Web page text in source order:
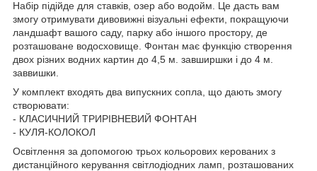
Набір підійде для ставків, озер або водойм. Це дасть вам
змогу отримувати дивовижні візуальні ефекти, покращуючи
ландшафт вашого саду, парку або іншого простору, де
розташоване водосховище. Фонтан має функцію створення
двох різних водних картин до 4,5 м. завширшки і до 4 м.
заввишки.
У комплект входять два випускних сопла, що дають змогу
створювати:
- КЛАСИЧНИЙ ТРИРІВНЕВИЙ ФОНТАН
- КУЛЯ-КОЛОКОЛ
Освітлення за допомогою трьох кольорових керованих з
дистанційного керування світлодіодних ламп, розташованих